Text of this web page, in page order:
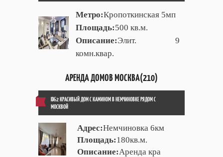
Метро:Кропоткинская 5мп
Площадь:500 кв.м.
Описание:Элит. 9
комн.квар.
АРЕНДА ДОМОВ МОСКВА(210)
ID62 КРАСИВЫЙ ДОМ С КАМИНОМ В НЕМЧИНОВКЕ РЯДОМ С
МОСКВОЙ
Адрес:Немчиновка 6км
Площадь:180кв.м.
Описание:Аренда кра